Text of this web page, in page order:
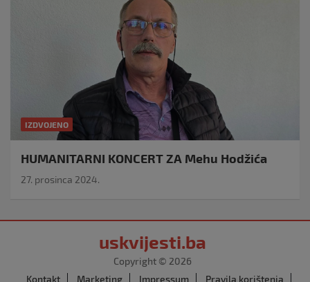
IZDVOJENO
HUMANITARNI KONCERT ZA Mehu Hodžića
27. prosinca 2024.
uskvijesti.ba
Copyright © 2026
Kontakt
Marketing Impressum Pravila korištenja